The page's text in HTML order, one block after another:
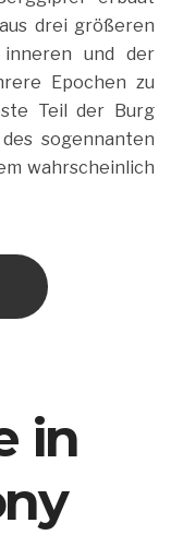
drei größeren
und der
Epochen zu
Teil der Burg
sogennanten
wahrscheinlich
BURG“
in